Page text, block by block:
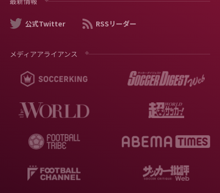
公式Twitter RSSリーダー
メディアアライアンス